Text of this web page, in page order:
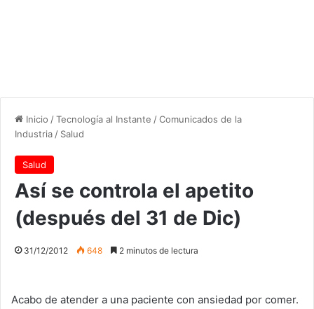
Inicio /Tecnología al Instante /Comunicados de la
Industria / Salud
Salud
Así se controla el apetito
(después del 31 de Dic)
31/12/2012 648 2 minutos de lectura
Acabo de atender a una paciente con ansiedad por comer.